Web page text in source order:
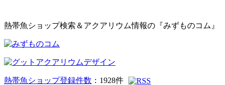
熱帯魚ショップ検索＆アクアリウム情報の『みずものコム』
熱帯魚ショップ登録件数 ： 1928件